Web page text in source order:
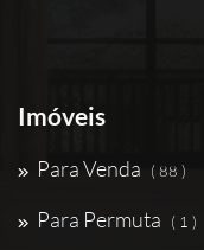
Imóveis
Para Venda ( 88 )
Para Permuta ( 1 )